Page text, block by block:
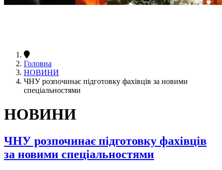
Головна
НОВИНИ
ЧНУ розпочинає підготовку фахівців за новими
спеціальностями
НОВИНИ
ЧНУ розпочинає підготовку фахівців
за новими спеціальностями